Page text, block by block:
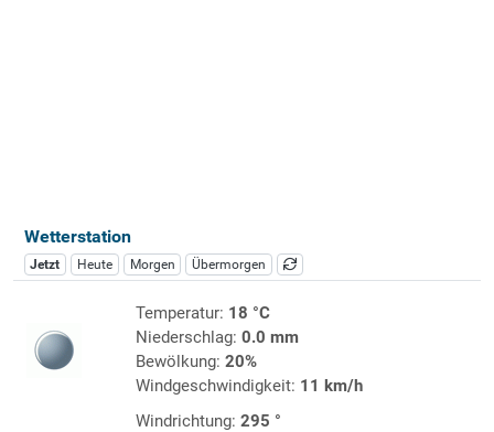
Wetterstation
Jetzt Heute Morgen Übermorgen
Temperatur: 18 °C
Niederschlag: 0.0 mm
Bewölkung: 20%
Windgeschwindigkeit: 11 km/h
Windrichtung: 295 °